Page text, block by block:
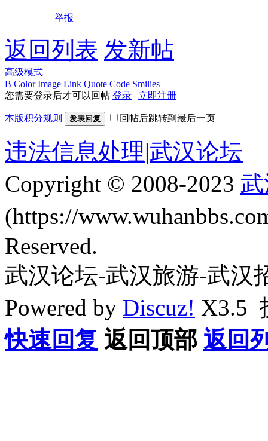
举报
返回列表 发新帖
高级模式
B Color Image Link Quote Code Smilies
您需要登录后才可以回帖 登录 | 立即注册
本版积分规则 发表回复 回帖后跳转到最后一页
违法信息处理|武汉论坛
Copyright © 2008-2023
(https://
Reserved.
武汉论坛-武汉旅游-武汉
Powered by Discuz! X3.5
快速回复 返回顶部 返回